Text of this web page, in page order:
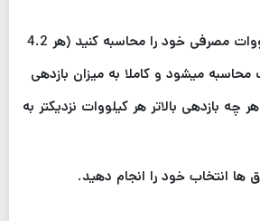
اول میزان آمپر یا کیلووات مصرفی خود را محاسبه کنید (هر 4.2
1 کیلووات محاسبه میشود و کاملا به میزان بازدهی
چه بازدهی بالاتر هر کیلووات نزدیکتر به
ها انتخاب خود را انجام دهید.